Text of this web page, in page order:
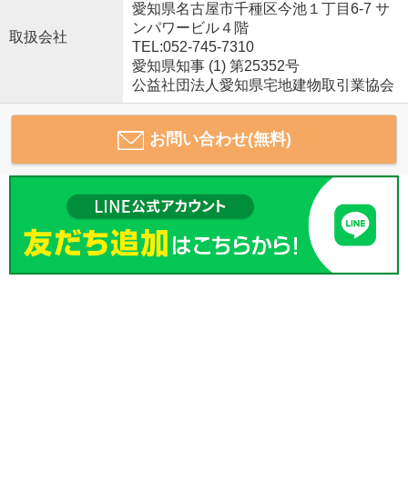
取扱会社
愛知県名古屋市千種区今池１丁目6-7 サ
ンパワービル４階
TEL:052-745-7310
愛知県知事 (1) 第25352号
公益社団法人愛知県宅地建物取引業協会
お問い合わせ(無料)